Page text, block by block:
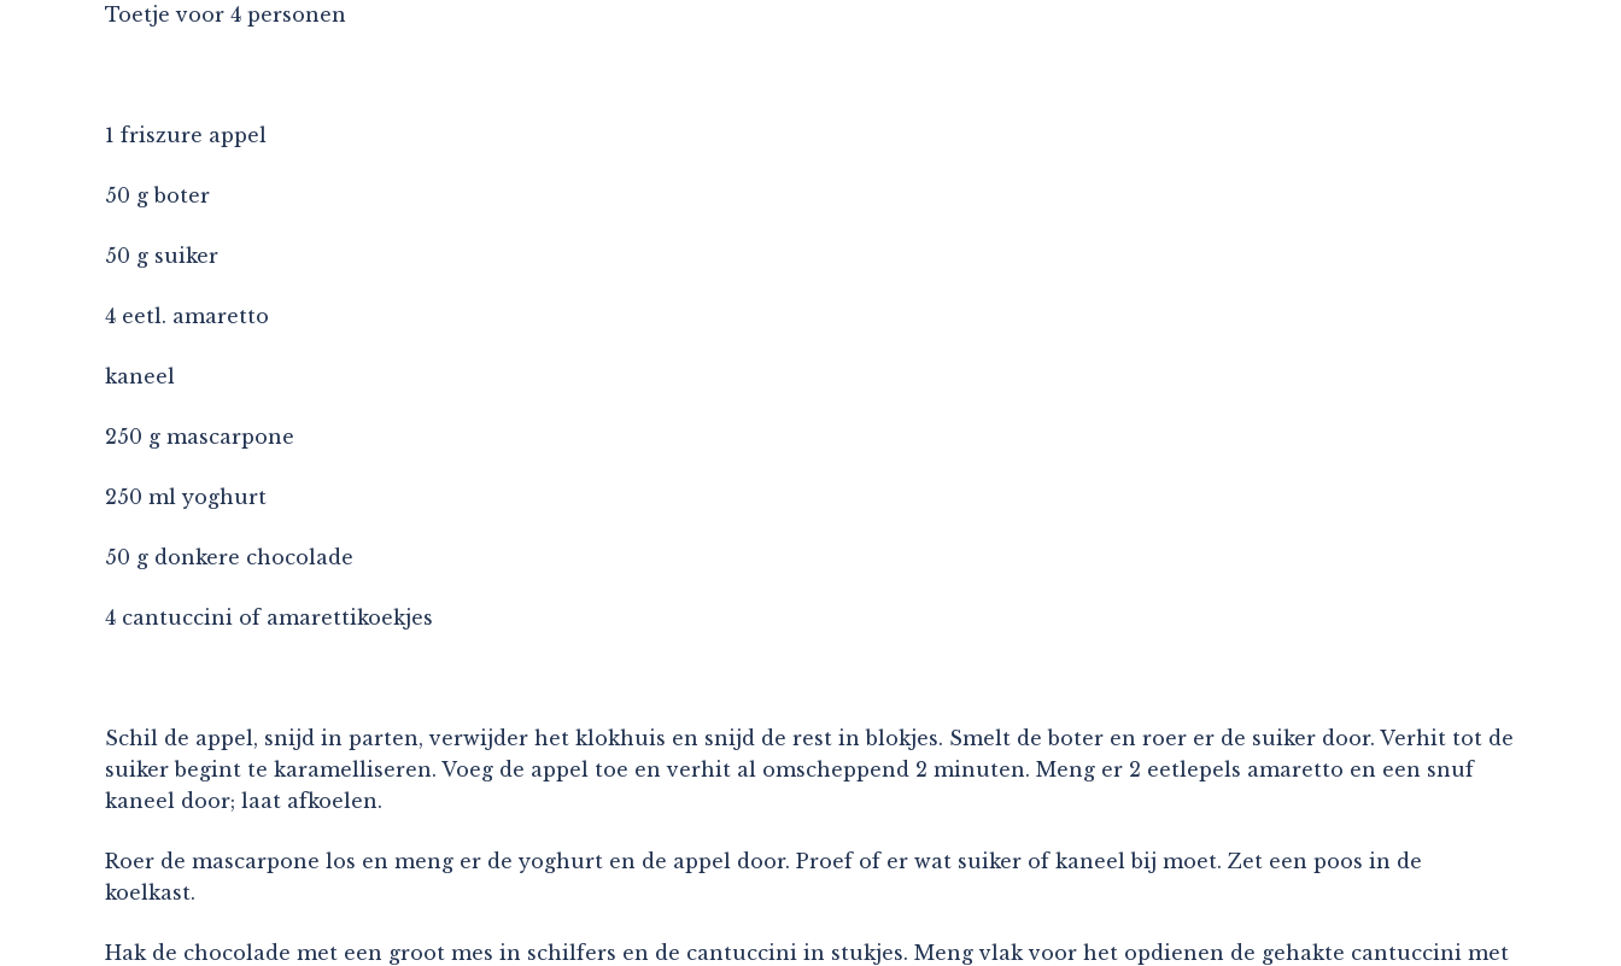
Toetje voor 4 personen
1 friszure appel
50 g boter
50 g suiker
4 eetl. amaretto
kaneel
250 g mascarpone
250 ml yoghurt
50 g donkere chocolade
4 cantuccini of amarettikoekjes
Schil de appel, snijd in parten, verwijder het klokhuis en snijd de rest in blokjes. Smelt de boter en roer er de suiker door. Verhit tot de
suiker begint te karamelliseren. Voeg de appel toe en verhit al omscheppend 2 minuten. Meng er 2 eetlepels amaretto en een snuf
kaneel door; laat afkoelen.
Roer de mascarpone los en meng er de yoghurt en de appel door. Proef of er wat suiker of kaneel bij moet. Zet een poos in de
koelkast.
Hak de chocolade met een groot mes in schilfers en de cantuccini in stukjes. Meng vlak voor het opdienen de gehakte cantuccini met